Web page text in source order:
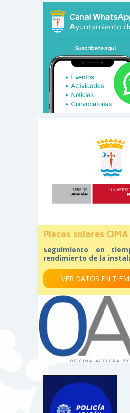
Placas solares CIMA
Seguimiento en
rendimiento de la
VER DATOS EN